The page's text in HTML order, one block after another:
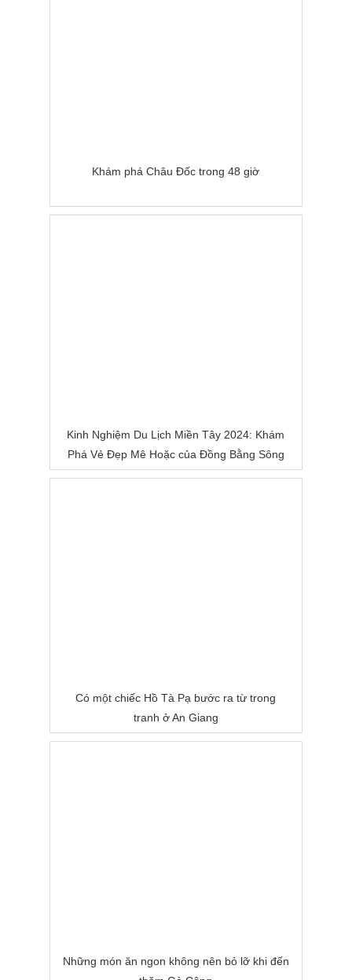
Khám phá Châu Đốc trong 48 giờ
Kinh Nghiệm Du Lịch Miền Tây 2024: Khám
Phá Vẻ Đẹp Mê Hoặc của Đồng Bằng Sông
Nước
Có một chiếc Hồ Tà Pạ bước ra từ trong
tranh ở An Giang
Những món ăn ngon không nên bỏ lỡ khi đến